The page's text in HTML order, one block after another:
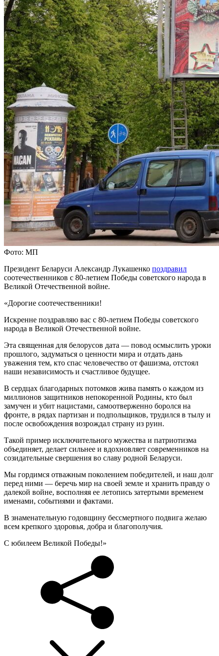
Фото: МП
Президент Беларуси Александр Лукашенко поздравил
соотечественников с 80-летием Победы советского народа в
Великой Отечественной войне.
«Дорогие соотечественники!
Искренне поздравляю вас с 80-летием Победы советского
народа в Великой Отечественной войне.
Эта священная для белорусов дата — повод осмыслить уроки
прошлого, задуматься о ценности мира и отдать дань
уважения тем, кто спас человечество от фашизма, отстоял
наши независимость и счастливое будущее.
В сердцах благодарных потомков жива память о каждом из
миллионов защитников непокоренной Родины, кто был
замучен и убит нацистами, самоотверженно боролся на
фронте, в рядах партизан и подпольщиков, трудился в тылу и
после освобождения возрождал страну из руин.
Такой пример исключительного мужества и патриотизма
объединяет, делает сильнее и вдохновляет современников на
созидательные свершения во славу родной Беларуси.
Мы гордимся отважным поколением победителей, и наш долг
перед ними — беречь мир на своей земле и хранить правду о
далекой войне, восполняя ее летопись затертыми временем
именами, событиями и фактами.
В знаменательную годовщину бессмертного подвига желаю
всем крепкого здоровья, добра и благополучия.
С юбилеем Великой Победы!»